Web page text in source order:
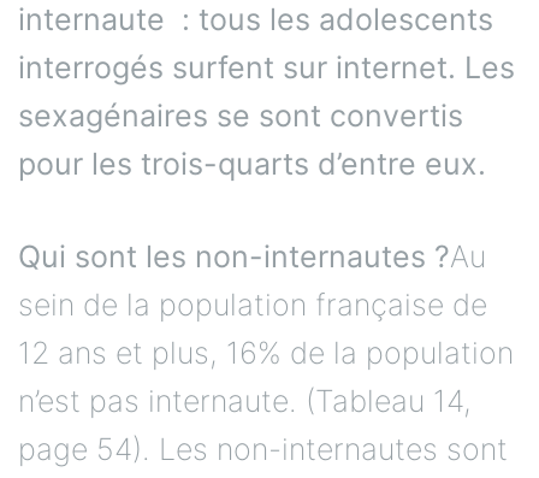
internaute : tous les adolescents
interrogés surfent sur internet. Les
sexagénaires se sont convertis
pour les trois-quarts d’entre eux.
Qui sont les non-internautes ?Au
sein de la population française de
12 ans et plus, 16% de la population
n’est pas internaute. (Tableau 14,
page 54). Les non-internautes sont